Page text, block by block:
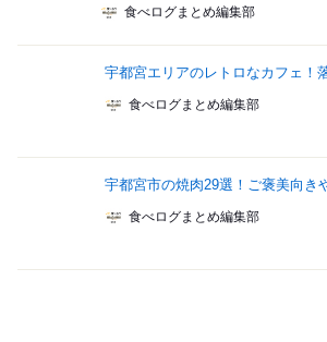
食べログまとめ編集部
宇都宮エリアのレトロなカフェ！
食べログまとめ編集部
宇都宮市の焼肉29選！ご褒美向き
食べログまとめ編集部